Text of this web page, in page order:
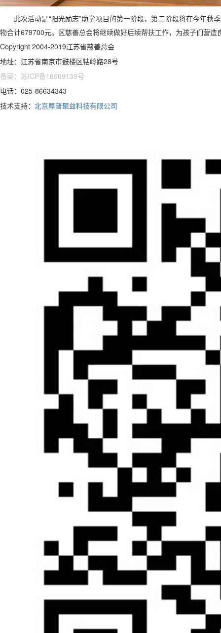
此次活动是“阳光励志”助学项目的第一阶段，第二阶段将在今年秋
物合计679700元。区慈善总会将继续做好后续帮扶工作，为孩子们营
Copyright 2004-2019江苏省慈善总会
地址：江苏省南京市鼓楼区牯岭路28号
备案：苏ICP备18009139号
电话：025-86634343
技术支持： 北京厚普聚益科技有限公司